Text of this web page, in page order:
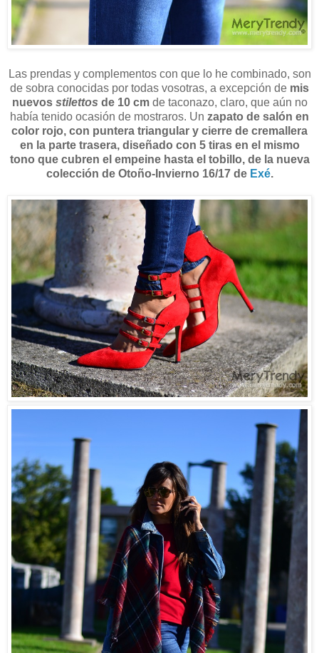
Las prendas y complementos con que lo he combinado, son
de sobra conocidas por todas vosotras, a excepción de mis
nuevos stilettos de 10 cmde taconazo, claro, que aún no
había tenido ocasión de mostraros. Un zapato de salón en
color rojo, con puntera triangular y cierre de cremallera
en la parte trasera, diseñado con 5 tiras en el mismo
tono que cubren el empeine hasta el tobillo, de la nueva
colección de Otoño-Invierno 16/17 de Exé.